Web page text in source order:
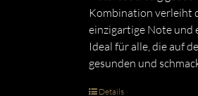
Kombination verleiht
einzigartige Note und
Ideal für alle, die auf
gesunden und
Details